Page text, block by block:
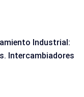
Industrial:
Intercambiadores